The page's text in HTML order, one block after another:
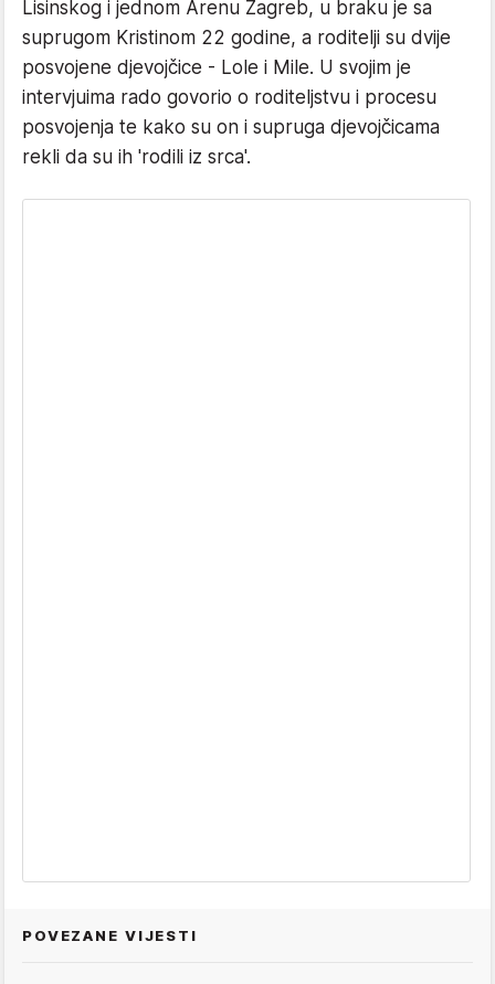
Lisinskog i jednom Arenu Zagreb, u braku je sa
suprugom Kristinom 22 godine, a roditelji su dvije
posvojene djevojčice - Lole i Mile. U svojim je
intervjuima rado govorio o roditeljstvu i procesu
posvojenja te kako su on i supruga djevojčicama
rekli da su ih 'rodili iz srca'.
POVEZANE VIJESTI